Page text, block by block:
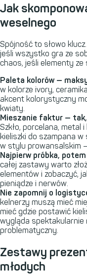
Jak
weselnego
Spójność to słowo
jeśli wszystko gra ze
chaos, jeśli elementy ze
Paleta kolorów —
w kolorze ivory,
akcent kolorystyczny
kwiaty.
Mieszanie faktur —
Szkło, porcelana, metal
kieliszki do szampana
w stylu prowansalskim
Najpierw próbka,
całej zastawy warto
elementów i zobaczyć,
pieniądze i nerwów.
Nie zapomnij o
kelnerzy muszą mieć
mieć gdzie postawić
wygląda spektakularnie
problematyczny.
Zestawy
młodych